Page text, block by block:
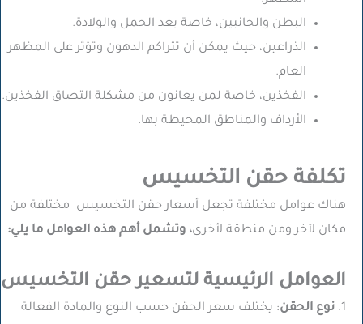
البطن والجانبين، خاصة بعد الحمل والولادة.
الذراعين، حيث يمكن أن تتراكم الدهون وتؤثر على المظهر
العام.
الفخذين، خاصة لمن يعانون من مشكلة التصاق الفخذين.
الأرداف والمناطق المحيطة بها.
تكلفة حقن التخسيس
هناك عوامل مختلفة تجعل أسعار حقن التخسيس مختلفة من
مكان لآخر ومن منطقة لأخرى، وتشمل أهم هذه العوامل ما يلي:
العوامل الرئيسية لتسعير حقن التخسيس
1. نوع الحقن: يختلف سعر الحقن حسب النوع والمادة الفعالة